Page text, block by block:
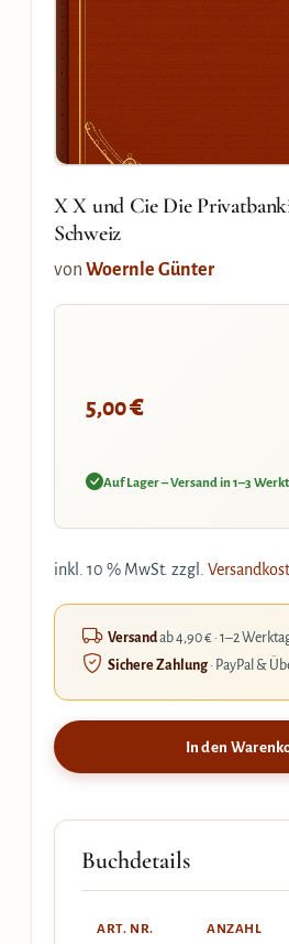
X X und Cie Die
Schweiz
von Woernle Günter
5,00€
Auf Lager – Versand in 1–3
inkl. 10 % MwSt. zzgl.
Versandab 4,90 € · 1–2
Sichere Zahlung· PayPal &
In den
Buchdetails
ART. NR.
ANZAHL